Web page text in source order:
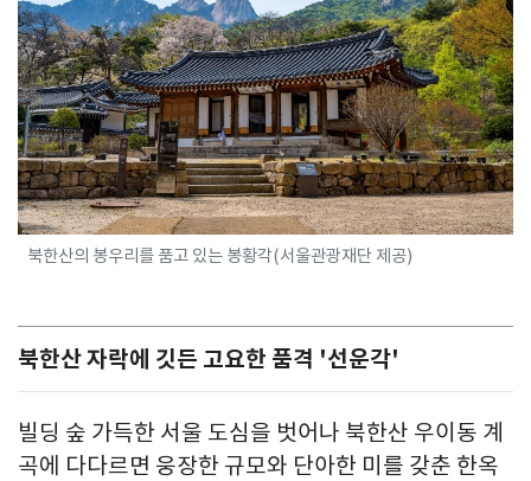
북한산의 봉우리를 품고 있는 봉황각(서울관광재단 제공)
북한산 자락에 깃든 고요한 품격 '선운각'
빌딩 숲 가득한 서울 도심을 벗어나 북한산 우이동 계
곡에 다다르면 웅장한 규모와 단아한 미를 갖춘 한옥